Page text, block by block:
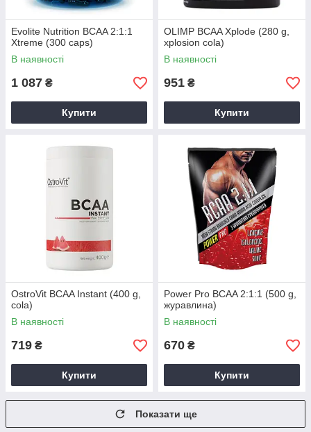
Evolite Nutrition BCAA 2:1:1
Xtreme (300 caps)
В наявності
1 087 ₴
Купити
OLIMP BCAA Xplode (280 g,
xplosion cola)
В наявності
951 ₴
Купити
OstroVit BCAA Instant (400 g,
cola)
В наявності
719 ₴
Купити
Power Pro BCAA 2:1:1 (500 g,
журавлина)
В наявності
670 ₴
Купити
Показати ще